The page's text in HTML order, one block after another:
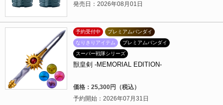
発売日：2026年08月01日
予約受付中
プレミアムバンダイ
なりきりアイテム
プレミアムバンダイ
スーパー戦隊シリーズ
獣皇剣 -MEMORIAL EDITION-
価格：25,300円（税込）
予約開始：2026年07月31日